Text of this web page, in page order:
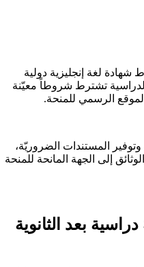
شهادة لغة إنجليزية دولية
تشترط شروطاً معيّنة
الرسمي للمنحة.
المستندات الضروريّة،
إلى الجهة المانحة للمنحة
بعد الثانوية